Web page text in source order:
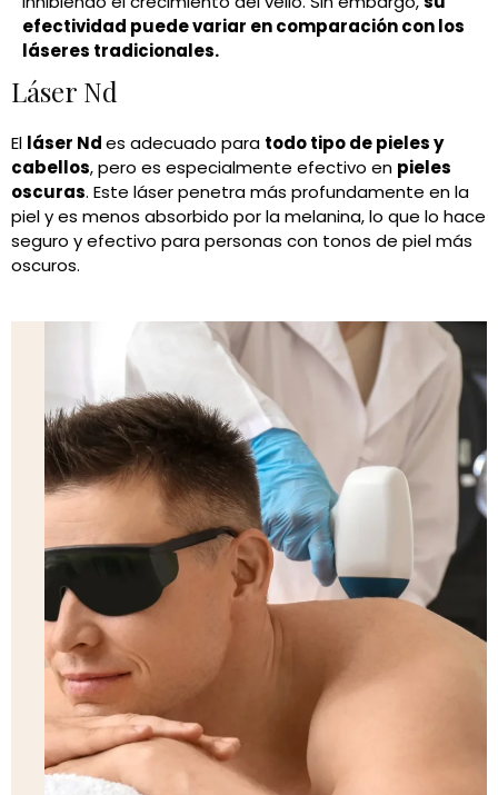
efectividad puede variar en comparación con los
láseres tradicionales.
Láser Nd
El láser Ndes adecuado para todo tipo de pieles y
cabellos, pero es especialmente efectivo en pieles
oscuras. Este láser penetra más profundamente en la
piel y es menos absorbido por la melanina, lo que lo hace
seguro y efectivo para personas con tonos de piel más
oscuros.